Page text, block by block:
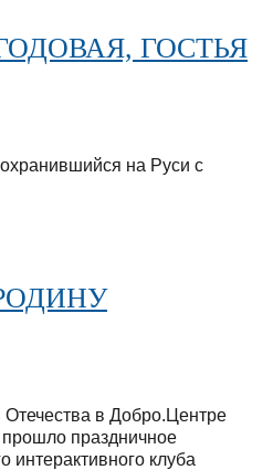
ГОСТЬЯ
на Руси с
в Добро.Центре
праздничное
интерактивного клуба